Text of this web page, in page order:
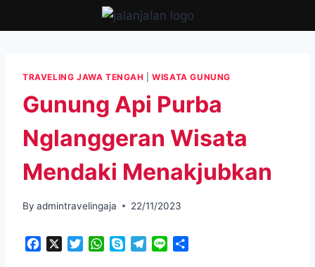
to
TRAVELING JAWA TENGAH |WISATA GUNUNG
Gunung Api Purba
Nglanggeran Wisata
Mendaki Menakjubkan
By admintravelingaja 22/11/2023
W